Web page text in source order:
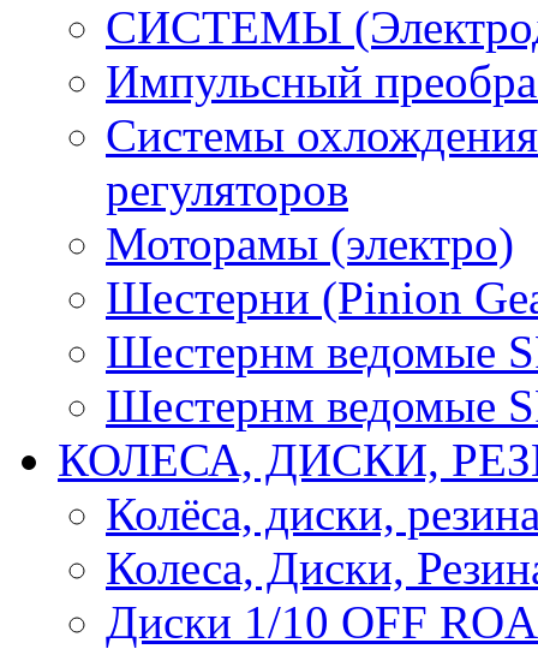
СИСТЕМЫ
Импульсный
Системы охлождения
регуляторов
Моторамы (электро)
Шестерни (Pinion
Шестернм ведомые
Шестернм ведомые
КОЛЕСА, ДИСКИ,
Колёса, диски,
Колеса, Диски,
Диски 1/10 OFF